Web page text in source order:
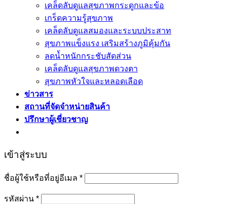
เคล็ดลับดูแลสุขภาพกระดูกและข้อ
เกร็ดความรู้สุขภาพ
เคล็ดลับดูแลสมองและระบบประสาท
สุขภาพแข็งแรง เสริมสร้างภูมิคุ้มกัน
ลดน้ำหนักกระชับสัดส่วน
เคล็ดลับดูแลสุขภาพดวงตา
สุขภาพหัวใจและหลอดเลือด
ข่าวสาร
สถานที่จัดจำหน่ายสินค้า
ปรึกษาผู้เชี่ยวชาญ
เข้าสู่ระบบ
ชื่อผู้ใช้หรือที่อยู่อีเมล *
รหัสผ่าน *